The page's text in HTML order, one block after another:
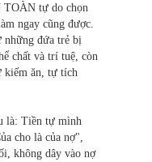
TOÀN tự do chọn
ngay cũng được.
những đứa trẻ bị
chất và trí tuệ, còn
kiếm ăn, tự tích
là: Tiền tự mình
cho là của nợ",
không dây vào nợ